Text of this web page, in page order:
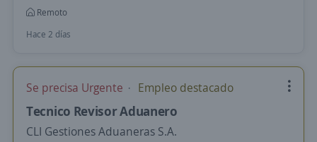
Remoto
Hace 2 días
Se precisa Urgente Empleo destacado
Tecnico Revisor Aduanero
CLI Gestiones Aduaneras S.A.